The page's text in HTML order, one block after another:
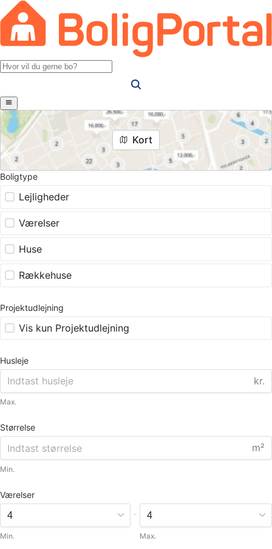
Kort
Boligtype
Lejligheder
Værelser
Huse
Rækkehuse
Projektudlejning
Vis kun Projektudlejning
Husleje
kr.
Max.
Størrelse
m²
Min.
Værelser
Min.
-
Max.